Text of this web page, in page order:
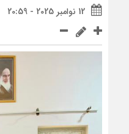
12 نوامبر 2025 - 20:59